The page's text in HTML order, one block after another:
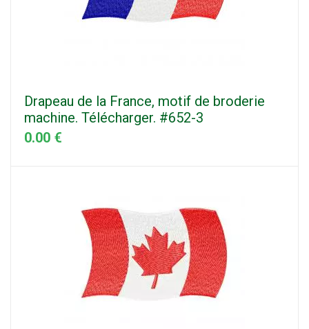
Drapeau de la France, motif de broderie
machine. Télécharger. #652-3
0.00 €